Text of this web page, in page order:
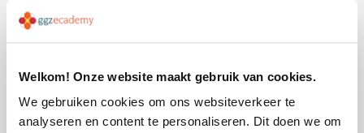
Welkom! Onze website maakt gebruik van cookies.
We gebruiken cookies om ons websiteverkeer te
analyseren en content te personaliseren. Dit doen we om
4
Doorlooptijd